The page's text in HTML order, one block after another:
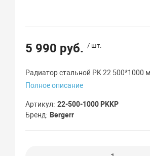
5 990 руб. / шт.
Радиатор стальной PK 22 500*1000
Полное описание
Артикул 22-500-1000 PKKP
Бренд
Bergerr